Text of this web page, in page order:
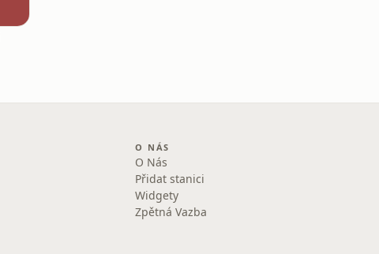
O NÁS
O Nás
Přidat stanici
Widgety
Zpětná Vazba